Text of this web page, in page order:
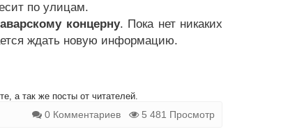
по улицам.
концерну. Пока нет никаких
ждать новую информацию.
а так же посты от читателей.
0 Комментариев 5 481 Просмотр